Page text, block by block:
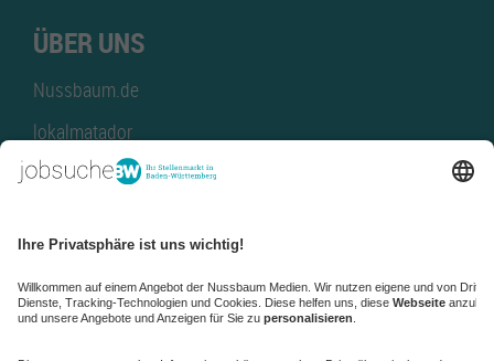
ÜBER UNS
Nussbaum.de
lokalmatador
kaufinBW
NussbaumID
Nussbaum Medien